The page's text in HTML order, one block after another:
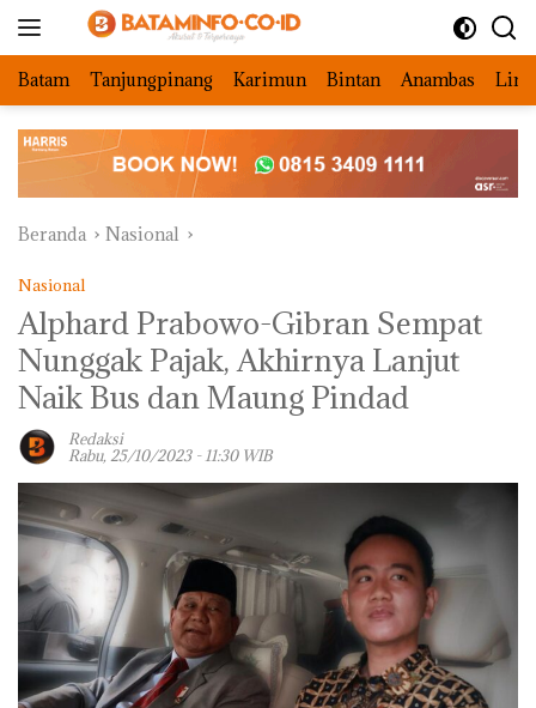
Batam Tanjungpinang Karimun Bintan Anambas
Beranda Nasional
Nasional
Alphard Prabowo-Gibran Sempat
Nunggak Pajak, Akhirnya Lanjut
Naik Bus dan Maung Pindad
Redaksi
Rabu, 25/10/2023 - 11:30 WIB